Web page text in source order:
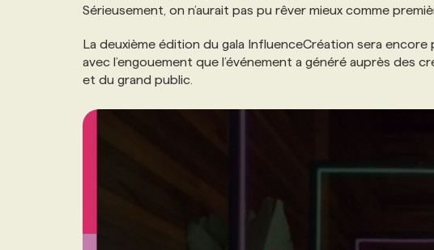
Sérieusement, on n’aurait pas pu rêver mieux comme
La deuxième édition du gala InfluenceCréation sera
avec l’engouement que l’événement a généré auprès des
et du grand public.